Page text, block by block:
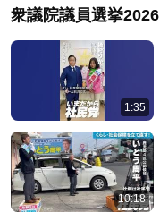
衆議院議員選挙2026
1:35
10:18